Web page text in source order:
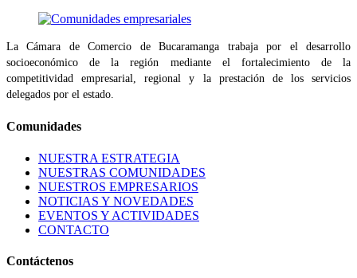
La Cámara de Comercio de Bucaramanga trabaja por el desarrollo
socioeconómico de la región mediante el fortalecimiento de la
competitividad empresarial, regional y la prestación de los servicios
delegados por el estado.
Comunidades
NUESTRA ESTRATEGIA
NUESTRAS COMUNIDADES
NUESTROS EMPRESARIOS
NOTICIAS Y NOVEDADES
EVENTOS Y ACTIVIDADES
CONTACTO
Contáctenos